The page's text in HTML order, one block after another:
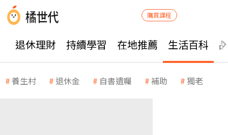
購買課程
退休理財 持續學習 在地推薦 生活百科
養生村 退休金 自書遺囑 補助 獨老